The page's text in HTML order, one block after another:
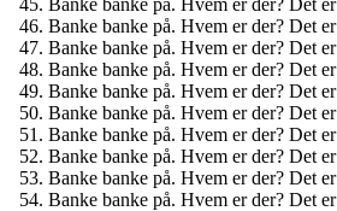
Banke banke på. Hvem er der? Det
Banke banke på. Hvem er der? Det
Banke banke på. Hvem er der? Det
Banke banke på. Hvem er der? Det
Banke banke på. Hvem er der? Det
Banke banke på. Hvem er der? Det
Banke banke på. Hvem er der? Det
Banke banke på. Hvem er der? Det
Banke banke på. Hvem er der? Det